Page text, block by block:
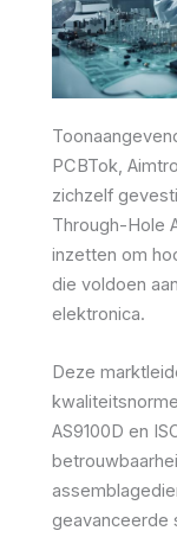
PCBTok,
zichzelf
Through-Hole
inzetten om
die voldoen
elektronica.
Deze
AS9100D en
geavanceerde